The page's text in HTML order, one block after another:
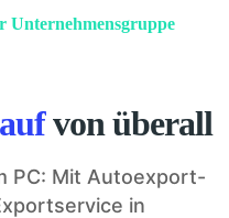
Unternehmensgruppe
von überall
PC: Mit Autoexport-
in